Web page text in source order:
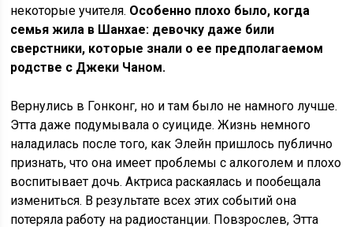
некоторые учителя. Особенно плохо было, когда
семья жила в Шанхае: девочку даже били
сверстники, которые знали о ее предполагаемом
родстве с Джеки Чаном.
Вернулись в Гонконг, но и там было не намного лучше.
Этта даже подумывала о суициде. Жизнь немного
наладилась после того, как Элейн пришлось публично
признать, что она имеет проблемы с алкоголем и плохо
воспитывает дочь. Актриса раскаялась и пообещала
измениться. В результате всех этих событий она
потеряла работу на радиостанции. Повзрослев, Этта